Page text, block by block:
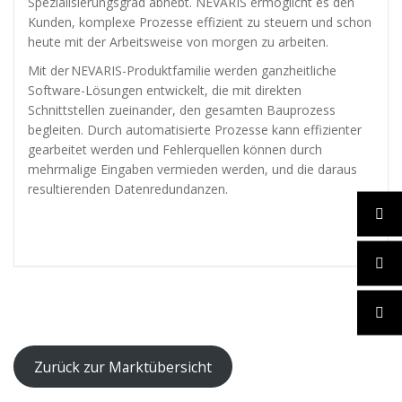
Kunden, komplexe Prozesse effizient zu steuern und schon
heute mit der Arbeitsweise von morgen zu arbeiten.
Mit der NEVARIS-Produktfamilie werden ganzheitliche
Software-Lösungen entwickelt, die mit direkten
Schnittstellen zueinander, den gesamten Bauprozess
begleiten. Durch automatisierte Prozesse kann effizienter
gearbeitet werden und Fehlerquellen können durch
mehrmalige Eingaben vermieden werden, und die daraus
resultierenden Datenredundanzen.
Zurück zur Marktübersicht
Cookies
ablehnen,
werden
einige
Funktionen
auf der
Website
nicht mehr
verfügbar
sein.
Analysieren Ihres
Nutzungsverhaltens.
Dies erfolgt auch